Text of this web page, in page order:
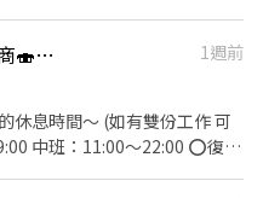
為本」注重團隊合作及交流，
到日本商業禮儀、衛生知識
完善，依努力及成果將有升
，加班費為5分鐘為單位計
全台灣，讓更多人有機會品
有切魚🔪經驗優先面試 🇯🇵日商🍣壽司郎-台中遠雄店
1週前
休息時間～ (如有雙份工作 可
班：11:00～22:00 ⭕復職